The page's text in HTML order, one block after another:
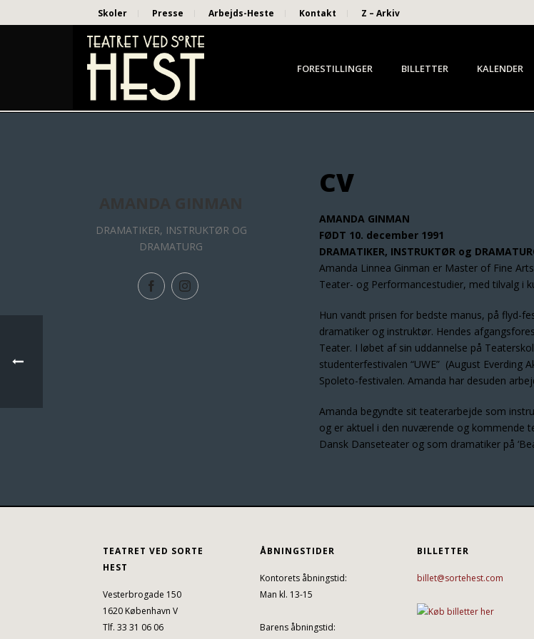
Skoler Presse Arbejds-Heste Kontakt Z – Arkiv
FORESTILLINGER BILLETTER KALENDER
DRAMATIKER, INSTRUKTØR OG
DRAMATURG
CV
AMANDA GINMAN
FØDT 10. december 1991
DRAMATIKER, INSTRUKTØR og
Amanda Linnea Ginman er Master of Fine
Teater- og Performancestudier, med tilvalg i
Hun vandt prisen for bedste manus, på flyd-
dramatiker og instruktør. Hendes
Teater. I løbet af sin uddannelse på
studenterfestivalen “UWE” (August Everding
Spoleto-festivalen. Amanda har desuden
Amanda begyndte sit teaterarbejde som
og er aktuel i den nuværende og kommende
Dansk Danseteater og som dramatiker på
TEATRET VED SORTE
HEST
Vesterbrogade 150
1620 København V
Tlf. 33 31 06 06
ÅBNINGSTIDER
Kontorets åbningstid:
Man kl. 13-15
Barens åbningstid:
BILLETTER
billet@sortehest.com